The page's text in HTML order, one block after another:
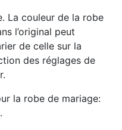
La couleur de la robe
l’original peut
de celle sur la
des réglages de
la robe de mariage: